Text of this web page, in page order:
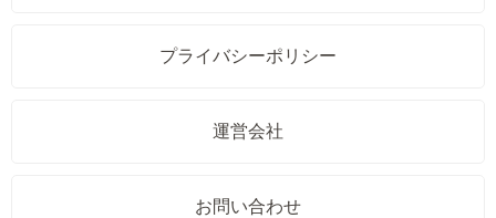
プライバシーポリシー
運営会社
お問い合わせ